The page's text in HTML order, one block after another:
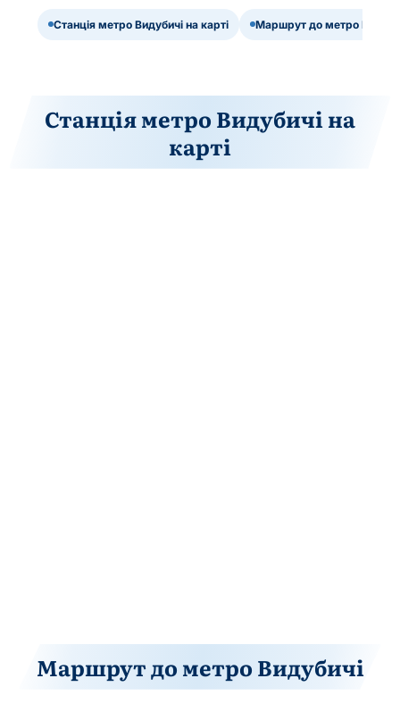
Станція метро Видубичі на карті Маршрут до метро
Станція метро Видубичі на
карті
Маршрут до метро Видубичі